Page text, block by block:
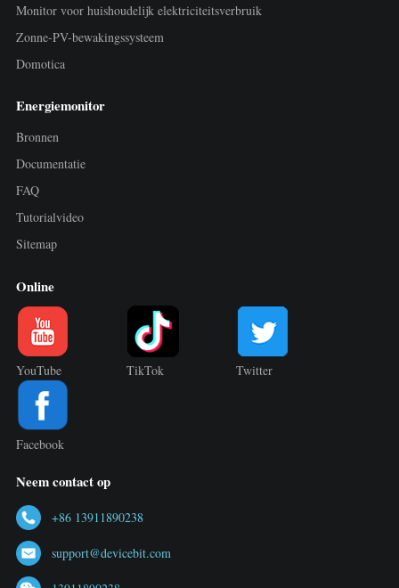
Monitor voor huishoudelijk elektriciteitsverbruik
Zonne-PV-bewakingssysteem
Domotica
Energiemonitor
Bronnen
Documentatie
FAQ
Tutorialvideo
Sitemap
Online
YouTube TikTok Twitter
Facebook
Neem contact op
+86 13911890238
support@devicebit.com